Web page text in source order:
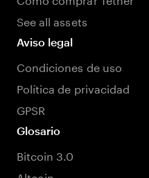
See all assets
Aviso legal
Condiciones de uso
Política de privacidad
GPSR
Glosario
Bitcoin 3.0